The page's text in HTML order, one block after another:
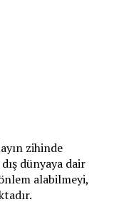
zihinde
dünyaya dair
alabilmeyi,